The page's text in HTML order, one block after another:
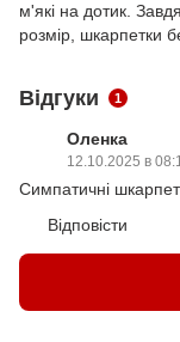
м'які на дотик.
розмір, шкарпетки
Відгуки 1
Оленка
12.10.2025 в
Симпатичні
Відповісти